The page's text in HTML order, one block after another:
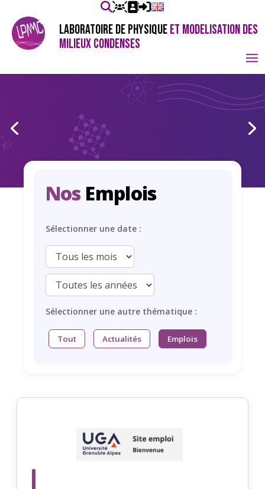
LABORATOIRE DE PHYSIQUEET MODELISATION DES
MILIEUX CONDENSES
Nos Emplois
Sélectionner une date :
Sélectionner une autre thématique :
Tout Actualités Emplois